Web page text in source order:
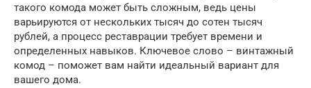
такого комода может быть сложным, ведь цены
варьируются от нескольких тысяч до сотен тысяч
рублей, а процесс реставрации требует времени и
определенных навыков. Ключевое слово – винтажный
комод – поможет вам найти идеальный вариант для
вашего дома.